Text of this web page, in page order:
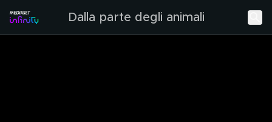
Dalla parte degli animali